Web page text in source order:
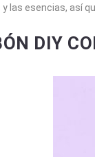
y las esencias, así
DIY